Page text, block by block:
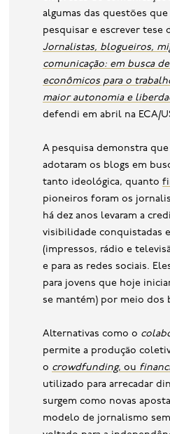
algumas das questões que
pesquisar e escrever tese
Jornalistas, blogueiros,
comunicação: em busca
econômicos para o
maior autonomia e
defendi em abril na ECA/
A pesquisa demonstra
adotaram os blogs em
tanto ideológica, quanto
pioneiros foram os
há dez anos levaram a
visibilidade conquistadas
(impressos, rádio e
e para as redes sociais.
para jovens que hoje
se mantém) por meio dos
Alternativas como o
permite a produção
o crowdfunding, ou
utilizado para arrecadar
surgem como novas
modelo de jornalismo